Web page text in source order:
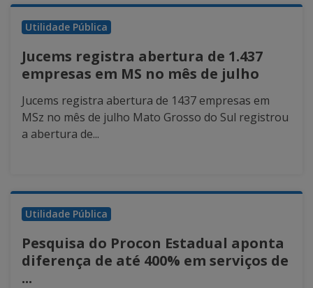
Utilidade Pública
Jucems registra abertura de 1.437
empresas em MS no mês de julho
Jucems registra abertura de 1437 empresas em
MSz no mês de julho Mato Grosso do Sul registrou
a abertura de...
Utilidade Pública
Pesquisa do Procon Estadual aponta
diferença de até 400% em serviços de
...